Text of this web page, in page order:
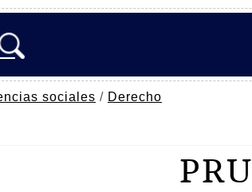
sociales / Derecho